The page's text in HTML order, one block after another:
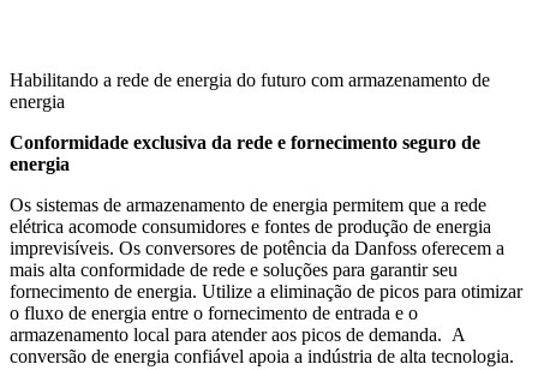
Habilitando a rede de energia do futuro com armazenamento de
energia
Conformidade exclusiva da rede e fornecimento seguro de
energia
Os sistemas de armazenamento de energia permitem que a rede
elétrica acomode consumidores e fontes de produção de energia
imprevisíveis. Os conversores de potência da Danfoss oferecem a
mais alta conformidade de rede e soluções para garantir seu
fornecimento de energia. Utilize a eliminação de picos para otimizar
o fluxo de energia entre o fornecimento de entrada e o
armazenamento local para atender aos picos de demanda. A
conversão de energia confiável apoia a indústria de alta tecnologia.